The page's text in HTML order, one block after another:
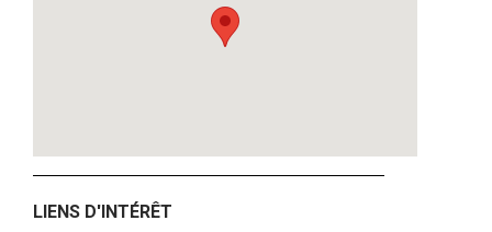
LIENS D'INTÉRÊT